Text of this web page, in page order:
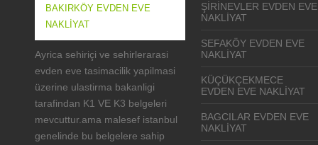
BAKIRKÖY EVDEN EVE
NAKLIYAT
Ayrica sehiriçi ve sehirlerarasi
evden eve tasimacilik yapilmasi
üzerine ulastirma bakanligi
tarafindan K1 VE K3 belgeleri
mevcuttur.ama malesef istanbul
genelinde bu belgelere sahip
ŞIRINEVLER EVDEN EVE
NAKLIYAT
SEFAKÖY EVDEN EVE
NAKLIYAT
KÜÇÜKÇEKMECE
EVDEN EVE NAKLIYAT
BAGCILAR EVDEN EVE
NAKLIYAT